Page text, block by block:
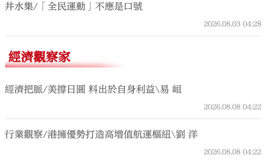
井水集/「全民運動」不應是口號
2026.08.03 04:28
經濟觀察家
經濟把脈/美撐日圓 料出於自身利益\易 峘
2026.08.08 04:22
行業觀察/港擁優勢打造高增值航運樞紐\劉 洋
2026.08.08 04:22